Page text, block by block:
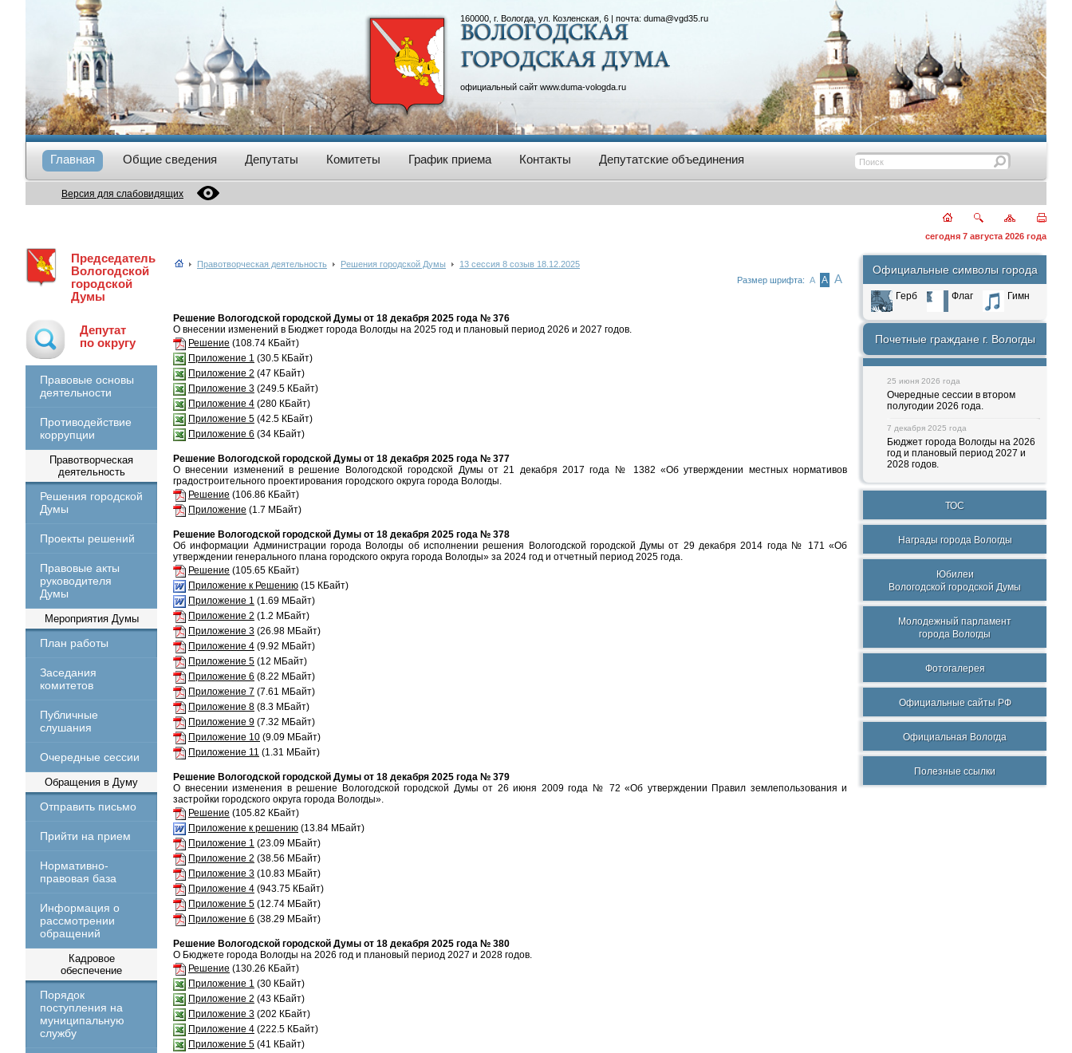
160000, г. Вологда, ул. Козленская, 6 | почта: duma@vgd35.ru
официальный сайт www.duma-vologda.ru
Главная Общие сведения Депутаты Комитеты График приема Контакты Депутатские объединения
Версия для слабовидящих
сегодня 7 августа 2026 года
Председатель
Вологодской
городской
Думы
Депутат
по округу
Правовые основы
деятельности
Противодействие
коррупции
Правотворческая
деятельность
Решения городской
Думы
Проекты решений
Правовые акты
руководителя
Думы
Мероприятия Думы
План работы
Заседания
комитетов
Публичные
слушания
Очередные сессии
Обращения в Думу
Отправить письмо
Прийти на прием
Нормативно-
правовая база
Информация о
рассмотрении
обращений
Кадровое
обеспечение
Порядок
поступления на
муниципальную
службу
Правотворческая деятельность Решения городской Думы
13 сессия 8 созыв 18.12.2025
Размер шрифта: А А А
Решение Вологодской городской Думы от 18 декабря 2025 года № 376
О внесении изменений в Бюджет города Вологды на 2025 год и плановый период 2026 и 2027 годов.
Решение (108.74 КБайт)
Приложение 1 (30.5 КБайт)
Приложение 2 (47 КБайт)
Приложение 3 (249.5 КБайт)
Приложение 4 (280 КБайт)
Приложение 5 (42.5 КБайт)
Приложение 6 (34 КБайт)
Решение Вологодской городской Думы от 18 декабря 2025 года № 377
О внесении изменений в решение Вологодской городской Думы от 21 декабря 2017 года № 1382 «Об утверждении местных нормативов
градостроительного проектирования городского округа города Вологды.
Решение (106.86 КБайт)
Приложение (1.7 МБайт)
Решение Вологодской городской Думы от 18 декабря 2025 года № 378
Об информации Администрации города Вологды об исполнении решения Вологодской городской Думы от 29 декабря 2014 года № 171 «Об
утверждении генерального плана городского округа города Вологды» за 2024 год и отчетный период 2025 года.
Решение (105.65 КБайт)
Приложение к Решению (15 КБайт)
Приложение 1 (1.69 МБайт)
Приложение 2 (1.2 МБайт)
Приложение 3 (26.98 МБайт)
Приложение 4 (9.92 МБайт)
Приложение 5 (12 МБайт)
Приложение 6 (8.22 МБайт)
Приложение 7 (7.61 МБайт)
Приложение 8 (8.3 МБайт)
Приложение 9 (7.32 МБайт)
Приложение 10 (9.09 МБайт)
Приложение 11 (1.31 МБайт)
Решение Вологодской городской Думы от 18 декабря 2025 года № 379
О внесении изменения в решение Вологодской городской Думы от 26 июня 2009 года № 72 «Об утверждении Правил землепользования и
застройки городского округа города Вологды».
Решение (105.82 КБайт)
Приложение к решению (13.84 МБайт)
Приложение 1 (23.09 МБайт)
Приложение 2 (38.56 МБайт)
Приложение 3 (10.83 МБайт)
Приложение 4 (943.75 КБайт)
Приложение 5 (12.74 МБайт)
Приложение 6 (38.29 МБайт)
Решение Вологодской городской Думы от 18 декабря 2025 года № 380
О Бюджете города Вологды на 2026 год и плановый период 2027 и 2028 годов.
Решение (130.26 КБайт)
Приложение 1 (30 КБайт)
Приложение 2 (43 КБайт)
Приложение 3 (202 КБайт)
Приложение 4 (222.5 КБайт)
Приложение 5 (41 КБайт)
Официальные символы города
Герб Флаг Гимн
Почетные граждане г. Вологды
25 июня 2026 года
Очередные сессии в втором
полугодии 2026 года.
7 декабря 2025 года
Бюджет города Вологды на 2026
год и плановый период 2027 и
2028 годов.
ТОС
Награды города Вологды
Юбилеи
Вологодской городской Думы
Молодежный парламент
города Вологды
Фотогалерея
Официальные сайты РФ
Официальная Вологда
Полезные ссылки